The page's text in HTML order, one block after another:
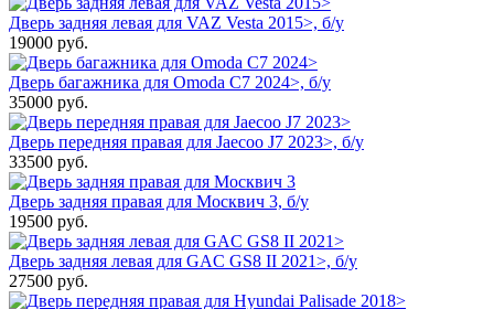
Дверь задняя левая для VAZ Vesta 2015>, б/у
19000 руб.
Дверь багажника для Omoda C7 2024>, б/у
35000 руб.
Дверь передняя правая для Jaecoo J7 2023>, б/у
33500 руб.
Дверь задняя правая для Москвич 3, б/у
19500 руб.
Дверь задняя левая для GAC GS8 II 2021>, б/у
27500 руб.